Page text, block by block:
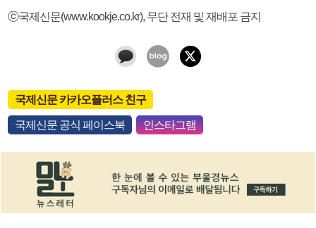
ⓒ국제신문(www.kookje.co.kr), 무단 전재 및 재배포 금지
국제신문 카카오플러스 친구
국제신문 공식 페이스북 인스타그램